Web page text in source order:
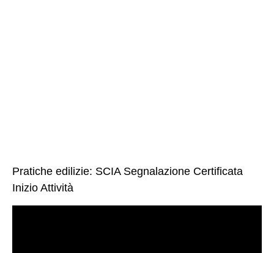
Pratiche edilizie: SCIA Segnalazione Certificata
Inizio Attività